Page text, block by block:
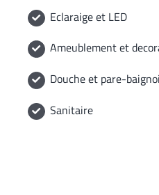
Eclaraige et LED
Ameublement et
Douche et pare-
Sanitaire